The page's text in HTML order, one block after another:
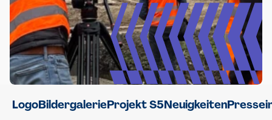
LogoBildergalerieProjekt S5Neuigkeiten